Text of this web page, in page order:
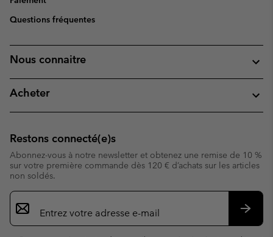
Questions fréquentes
Nous connaitre
Acheter
Restons connecté(e)s
Abonnez-vous à notre newsletter et obtenez une remise de 10 %
sur votre première commande dès 120 € d’achats sur les articles
non soldés.
Inscription
par
e-